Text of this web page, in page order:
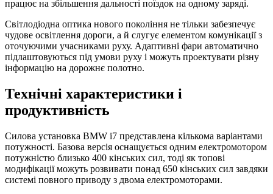
працює на збільшення дальності поїздок на одному заряді.
Світлодіодна оптика нового покоління не тільки забезпечує
чудове освітлення дороги, а й слугує елементом комунікації з
оточуючими учасниками руху. Адаптивні фари автоматично
підлаштовуються під умови руху і можуть проектувати різну
інформацію на дорожнє полотно.
Технічні характеристики і
продуктивність
Силова установка BMW i7 представлена кількома варіантами
потужності. Базова версія оснащується одним електромотором
потужністю близько 400 кінських сил, тоді як топові
модифікації можуть розвивати понад 650 кінських сил завдяки
системі повного приводу з двома електромоторами.